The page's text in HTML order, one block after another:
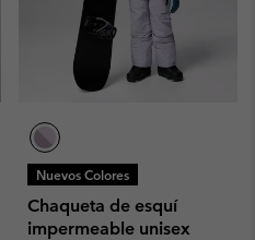
Nuevos Colores
Chaqueta de esquí
impermeable unisex